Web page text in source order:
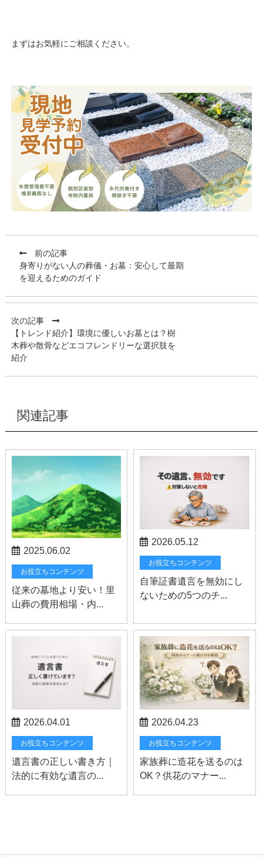
まずはお気軽にご相談ください。
前の記事
身寄りがない人の葬儀・お墓：安心して最期
を迎えるためのガイド
次の記事
【トレンド紹介】環境に優しいお墓とは？樹
木葬や散骨などエコフレンドリーな選択肢を
紹介
関連記事
2025.06.02
お役立ちコンテンツ
従来の墓地より安い！里
山葬の費用相場・内...
2026.05.12
お役立ちコンテンツ
自筆証書遺言を無効にし
ないための5つのチ...
2026.04.01
お役立ちコンテンツ
遺言書の正しい書き方｜
法的に有効な遺言の...
2026.04.23
お役立ちコンテンツ
家族葬に造花を送るのは
OK？供花のマナー...